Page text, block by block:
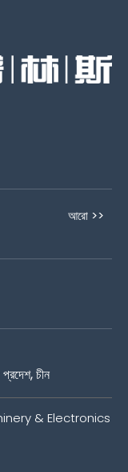
আরো >>
চীন
& Electronics